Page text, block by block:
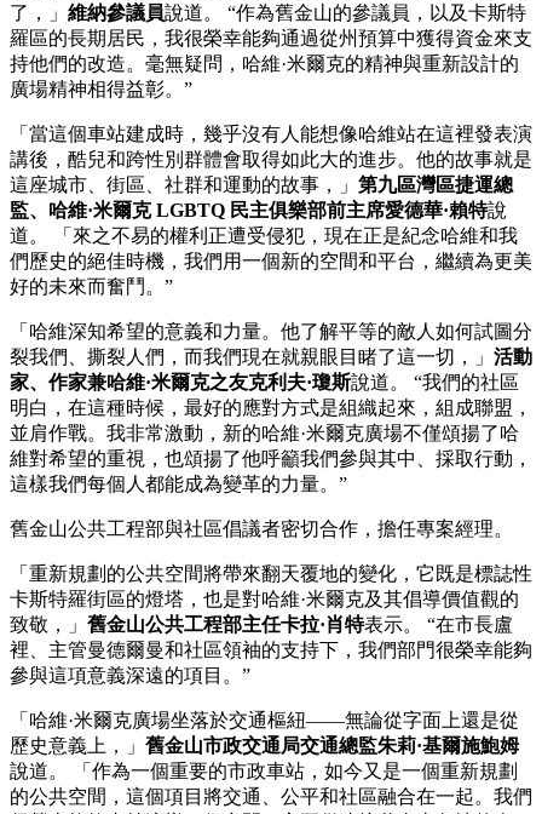
了，」 維納參議員說道。 “作為舊金山的參議員，以及卡斯特
羅區的長期居民，我很榮幸能夠通過從州預算中獲得資金來支
持他們的改造。毫無疑問，哈維·米爾克的精神與重新設計的
廣場精神相得益彰。”
「當這個車站建成時，幾乎沒有人能想像哈維站在這裡發表演
講後，酷兒和跨性別群體會取得如此大的進步。他的故事就是
這座城市、街區、社群和運動的故事，」 第九區灣區捷運總
監、哈維·米爾克 LGBTQ 民主俱樂部前主席愛德華·賴特說
道。 「來之不易的權利正遭受侵犯，現在正是紀念哈維和我
們歷史的絕佳時機，我們用一個新的空間和平台，繼續為更美
好的未來而奮鬥。”
「哈維深知希望的意義和力量。他了解平等的敵人如何試圖分
裂我們、撕裂人們，而我們現在就親眼目睹了這一切，」 活動
家、作家兼哈維·米爾克之友克利夫·瓊斯說道。 “我們的社區
明白，在這種時候，最好的應對方式是組織起來，組成聯盟，
並肩作戰。我非常激動，新的哈維·米爾克廣場不僅頌揚了哈
維對希望的重視，也頌揚了他呼籲我們參與其中、採取行動，
這樣我們每個人都能成為變革的力量。”
舊金山公共工程部與社區倡議者密切合作，擔任專案經理。
「重新規劃的公共空間將帶來翻天覆地的變化，它既是標誌性
卡斯特羅街區的燈塔，也是對哈維·米爾克及其倡導價值觀的
致敬，」 舊金山公共工程部主任卡拉·肖特表示。 “在市長盧
裡、主管曼德爾曼和社區領袖的支持下，我們部門很榮幸能夠
參與這項意義深遠的項目。”
「哈維·米爾克廣場坐落於交通樞紐——無論從字面上還是從
歷史意義上，」 舊金山市政交通局交通總監朱莉·基爾施鮑姆
說道。 「作為一個重要的市政車站，如今又是一個重新規劃
的公共空間，這個項目將交通、公平和社區融合在一起。我們